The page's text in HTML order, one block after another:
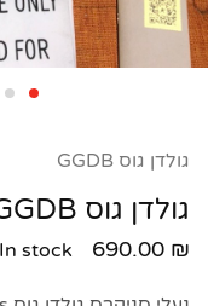
גולדן גוס GGDB
גולדן גוס GGDB
690.00 ₪
In stock